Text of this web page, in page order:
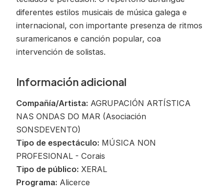
diferentes estilos musicais de música galega e
internacional, con importante presenza de ritmos
suramericanos e canción popular, coa
intervención de solistas.
Información adicional
Compañía/Artista: AGRUPACIÓN ARTÍSTICA
NAS ONDAS DO MAR (Asociación
SONSDEVENTO)
Tipo de espectáculo: MÚSICA NON
PROFESIONAL - Corais
Tipo de público: XERAL
Programa: Alicerce